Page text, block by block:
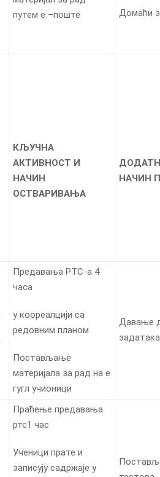
путем е –поште
Домаћи
КЉУЧНА
АКТИВНОСТ И
НАЧИН
ОСТВАРИВАЊА
НАЧИН
Предавања РТС-а 4
часа
у коореалцији са
редовним планом
Постављање
материјала за рад на е
гугл учионици
Давање
Праћење предавања
ртс1 час
Ученици прате и
записују садржаје у